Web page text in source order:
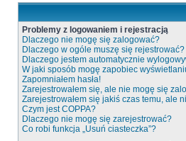
Problemy z logowaniem i rejestracją
Dlaczego nie mogę się zalogować?
Dlaczego w ogóle muszę się rejestrować?
Dlaczego jestem automatycznie
W jaki sposób mogę zapobiec
Zapomniałem hasła!
Zarejestrowałem się, ale nie mogę się
Zarejestrowałem się jakiś czas temu, ale
Czym jest COPPA?
Dlaczego nie mogę się zarejestrować?
Co robi funkcja „Usuń ciasteczka”?